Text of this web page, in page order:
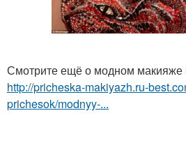
Смотрите ещё о модном макияже
http://pricheska-makiyazh.ru-
prichesok/modnyy-...